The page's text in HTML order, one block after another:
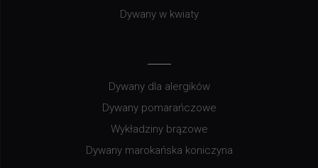
Dywany w kwiaty
Dywany dla alergików
Dywany pomarańczowe
Wykładziny brązowe
Dywany marokańska koniczyna